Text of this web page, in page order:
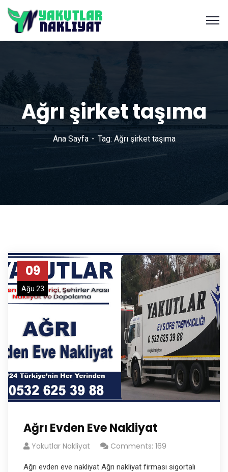
Ağrı şirket taşıma
Ana Sayfa Tag: Ağrı şirket taşıma
09
Ağu 23
Ağrı Evden Eve Nakliyat
Yakutlar Nakliyat Comments: 169
Ağrı evden eve nakliyat Ağrı nakliyat firması sigortalı